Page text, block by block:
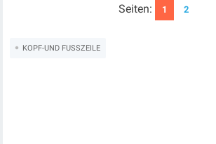
Seiten: 1 2
KOPF-UND FUSSZEILE